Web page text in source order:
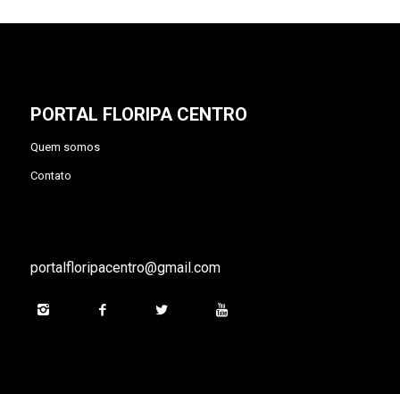
PORTAL FLORIPA CENTRO
Quem somos
Contato
portalfloripacentro@gmail.com